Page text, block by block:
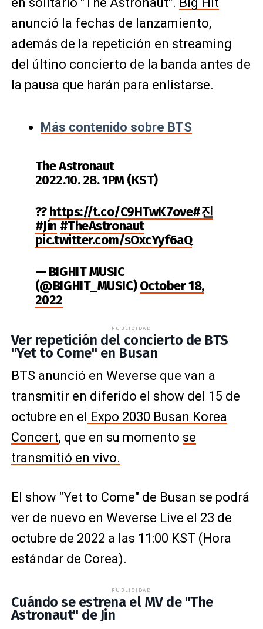
anunció la fechas de lanzamiento,
además de la repetición en streaming
del últino concierto de la banda antes de
la pausa que harán para enlistarse.
Más contenido sobre BTS
The Astronaut
2022.10. 28. 1PM (KST)
?‍?https://t.co/C9HTwK7ove#진
#Jin #TheAstronaut
pic.twitter.com/sOxcYyf6aQ
— BIGHIT MUSIC
(@BIGHIT_MUSIC)October 18,
2022
PUBLICIDAD
Ver repetición del concierto de BTS
"Yet to Come" en Busan
BTS anunció en Weverse que van a
transmitir en diferido el show del 15 de
octubre en el Expo 2030 Busan Korea
Concert, que en su momento se
transmitió en vivo.
El show "Yet to Come" de Busan se podrá
ver de nuevo en Weverse Live el 23 de
octubre de 2022 a las 11:00 KST (Hora
estándar de Corea).
PUBLICIDAD
Cuándo se estrena el MV de "The
Astronaut" de Jin